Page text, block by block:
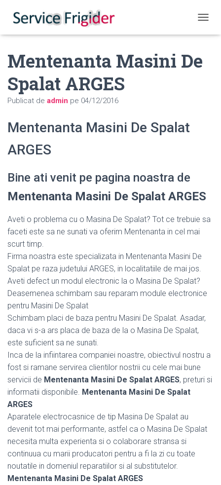
Mentenanta Masini De
Spalat ARGES
Publicat de admin pe 04/12/2016
Mentenanta Masini De Spalat
ARGES
Bine ati venit pe pagina noastra de
Mentenanta Masini De Spalat ARGES
Aveti o problema cu o Masina De Spalat? Tot ce trebuie sa
faceti este sa ne sunati va oferim Mentenanta in cel mai
scurt timp.
Firma noastra este specializata in Mentenanta Masini De
Spalat pe raza judetului ARGES, in localitatiile de mai jos.
Aveti defect un modul electronic la o Masina De Spalat?
Deasemenea schimbam sau reparam module electronice
pentru Masini De Spalat
Schimbam placi de baza pentru Masini De Spalat. Asadar,
daca vi s-a ars placa de baza de la o Masina De Spalat,
este suficient sa ne sunati.
Inca de la infiintarea companiei noastre, obiectivul nostru a
fost si ramane servirea clientilor nostrii cu cele mai bune
servicii de Mentenanta Masini De Spalat ARGES, preturi si
informatii disponibile. Mentenanta Masini De Spalat
ARGES
Aparatele electrocasnice de tip Masina De Spalat au
devenit tot mai performante, astfel ca o Masina De Spalat
necesita multa experienta si o colaborare stransa si
continuua cu marii producatori pentru a fi la zi cu toate
noutatile in domeniul reparatiilor si al substitutelor.
Mentenanta Masini De Spalat ARGES